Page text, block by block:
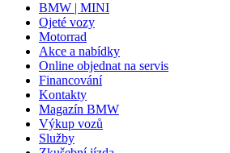
BMW | MINI
Ojeté vozy
Motorrad
Akce a nabídky
Online objednat na servis
Financování
Kontakty
Magazín BMW
Výkup vozů
Služby